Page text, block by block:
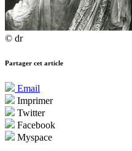
© dr
Partager cet article
Email
Imprimer
Twitter
Facebook
Myspace